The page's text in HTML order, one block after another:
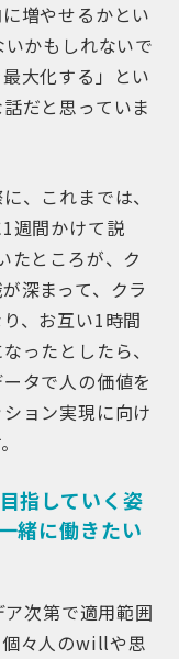
増やせるかとい
かもしれないで
大化する」とい
だと思っていま
、これまでは、
週間かけて説
たところが、ク
深まって、クラ
、お互い1時間
ったとしたら、
タで人の価値を
ョン実現に向け
指していく姿
緒に働きたい
次第で適用範囲
々人のwillや思